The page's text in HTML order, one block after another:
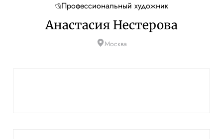
Профессиональный художник
Анастасия Нестерова
Москва